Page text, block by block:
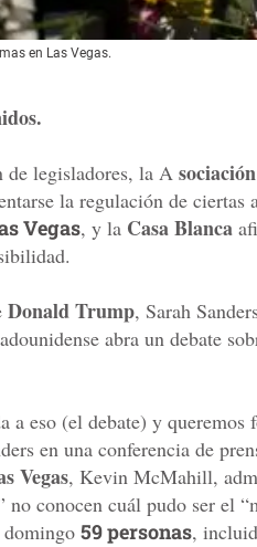
en Las Vegas.
de legisladores, la A
la regulación de ciertas
Vegas, y la Casa Blanca
Donald Trump, Sarah
abra un debate
a eso (el debate) y queremos
en una conferencia de
Vegas, Kevin McMahill,
no conocen cuál pudo ser el
59 personas,